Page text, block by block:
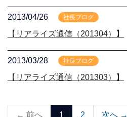
2013/04/26 社長ブログ
【リアライズ通信（201304）】
2013/03/28 社長ブログ
【リアライズ通信（201303）】
← 前へ 1 2 次へ →